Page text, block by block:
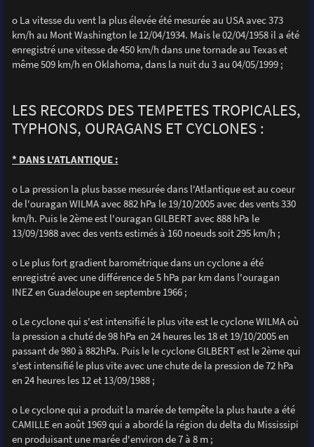
o La vitesse du vent la plus élevée été mesurée au USA avec 373
km/h au Mont Washington le 12/04/1934. Mais le 02/04/1958 il a été
enregistré une vitesse de 450 km/h dans une tornade au Texas et
même 509 km/h en Oklahoma, dans la nuit du 3 au 04/05/1999 ;
LES RECORDS DES TEMPETES TROPICALES,
TYPHONS, OURAGANS ET CYCLONES :
* DANS L'ATLANTIQUE :
o La pression la plus basse mesurée dans l'Atlantique est au coeur
de l'ouragan WILMA avec 882 hPa le 19/10/2005 avec des vents 330
km/h. Puis le 2ème est l'ouragan GILBERT avec 888 hPa le
13/09/1988 avec des vents estimés à 160 noeuds soit 295 km/h ;
o Le plus fort gradient barométrique dans un cyclone a été
enregistré avec une différence de 5 hPa par km dans l'ouragan
INEZ en Guadeloupe en septembre 1966 ;
o Le cyclone qui s'est intensifié le plus vite est le cyclone WILMA où
la pression a chuté de 98 hPa en 24 heures les 18 et 19/10/2005 en
passant de 980 à 882hPa. Puis le le cyclone GILBERT est le 2ème qui
s'est intensifié le plus vite avec une chute de la pression de 72 hPa
en 24 heures les 12 et 13/09/1988 ;
o Le cyclone qui a produit la marée de tempête la plus haute a été
CAMILLE en août 1969 qui a abordé la région du delta du Mississipi
en produisant une marée d'environ de 7 à 8 m ;